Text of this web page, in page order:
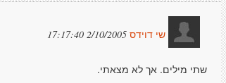
שי דוידס 2/10/2005 17:17:40
שתי מילים. אך לא מצאתי.